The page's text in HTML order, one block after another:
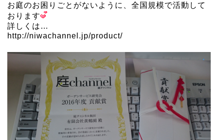
お庭のお困りごとがないように、全国規模で活動して
おります
詳しくは…
http://niwachannel.jp/product/